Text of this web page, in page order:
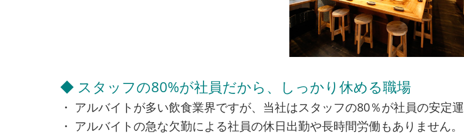
◆ スタッフの80%が社員だから、しっかり休める職場
・ アルバイトが多い飲食業界ですが、当社はスタッフの80％が社員の安定
・ アルバイトの急な欠勤による社員の休日出勤や長時間労働もありません。